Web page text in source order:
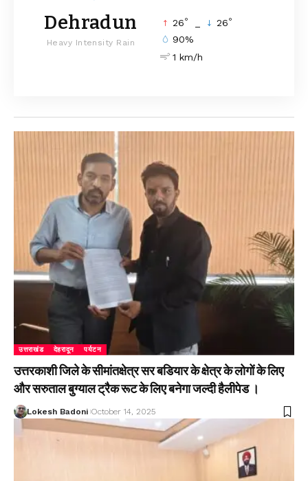
Dehradun
Heavy Intensity Rain
26° 26°
90%
1 km/h
उत्तराखंड देहरादून पर्यटन
उत्तरकाशी जिले के सीमांतक्षेत्र सर बडियार के क्षेत्र के लोगों के लिए
और सरुताल बुग्याल ट्रैक रूट के लिए बनेगा जल्दी हैलीपेड ।
Lokesh Badoni October 14, 2025